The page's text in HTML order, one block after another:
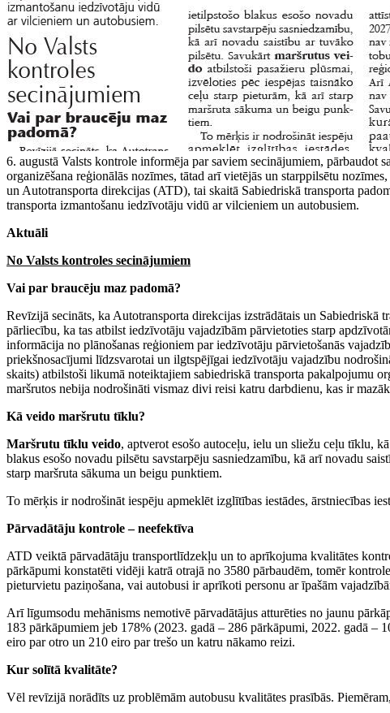
6. augustā Valsts kontrole informēja par saviem secinājumiem, pārbaudot
organizēšana reģionālās nozīmes, tātad arī vietējās un starppilsētu
un Autotransporta direkcijas (ATD), tai skaitā Sabiedriskā transporta
transporta izmantošanu iedzīvotāju vidū ar vilcieniem un autobusiem.
Aktuāli
No Valsts kontroles secinājumiem
Vai par braucēju maz padomā?
Revīzijā secināts, ka Autotransporta direkcijas izstrādātais un Sabiedriskā
pārliecību, ka tas atbilst iedzīvotāju vajadzībām pārvietoties starp
informācija no plānošanas reģioniem par iedzīvotāju pārvietošanās
priekšnosacījumi līdzsvarotai un ilgtspējīgai iedzīvotāju vajadzību
skaits) atbilstoši likumā noteiktajiem sabiedriskā transporta pakalpojumu
maršrutos nebija nodrošināti vismaz divi reisi katru darbdienu, kas ir
Kā veido maršrutu tīklu?
Maršrutu tīklu veido, aptverot esošo autoceļu, ielu un sliežu ceļu tīklu,
blakus esošo novadu pilsētu savstarpēju sasniedzamību, kā arī novadu
starp maršruta sākuma un beigu punktiem.
To mērķis ir nodrošināt iespēju apmeklēt izglītības iestādes, ārstniecības
Pārvadātāju kontrole – neefektīva
ATD veiktā pārvadātāju transportlīdzekļu un to aprīkojuma kvalitātes
pārkāpumi konstatēti vidēji katrā otrajā no 3580 pārbaudēm, tomēr
pieturvietu paziņošana, vai autobusi ir aprīkoti personu ar īpašām
Arī līgumsodu mehānisms nemotivē pārvadātājus atturēties no jaunu
183 pārkāpumiem jeb 178% (2023. gadā – 286 pārkāpumi, 2022. gadā
eiro par otro un 210 eiro par trešo un katru nākamo reizi.
Kur solītā kvalitāte?
Vēl revīzijā norādīts uz problēmām autobusu kvalitātes prasībās. Piemēram,